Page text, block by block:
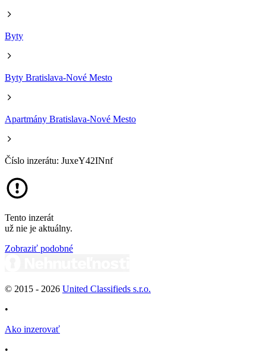
Byty
Byty Bratislava-Nové Mesto
Apartmány Bratislava-Nové Mesto
Číslo inzerátu: JuxeY42INnf
Tento inzerát
už nie je aktuálny.
Zobraziť podobné
© 2015 - 2026 United Classifieds s.r.o.
•
Ako inzerovať
•